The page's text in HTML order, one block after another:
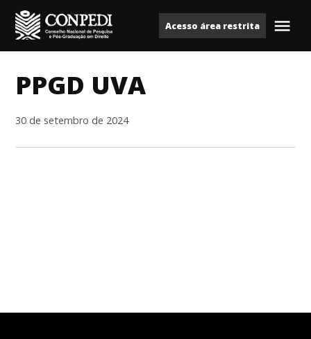
para
o
ConpediAcesso área restrita
PPGD UVA
30 de setembro de 2024